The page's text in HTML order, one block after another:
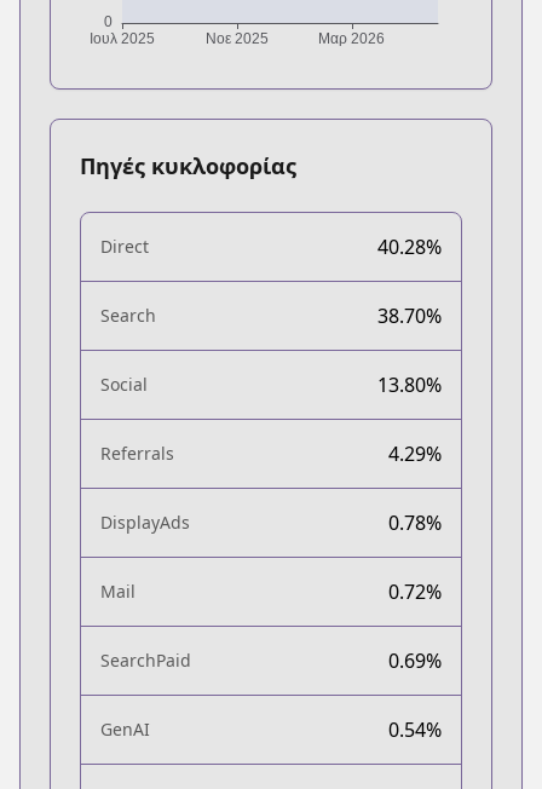
Πηγές κυκλοφορίας
Direct 40.28%
Search 38.70%
Social 13.80%
Referrals 4.29%
DisplayAds 0.78%
Mail 0.72%
SearchPaid 0.69%
GenAI 0.54%